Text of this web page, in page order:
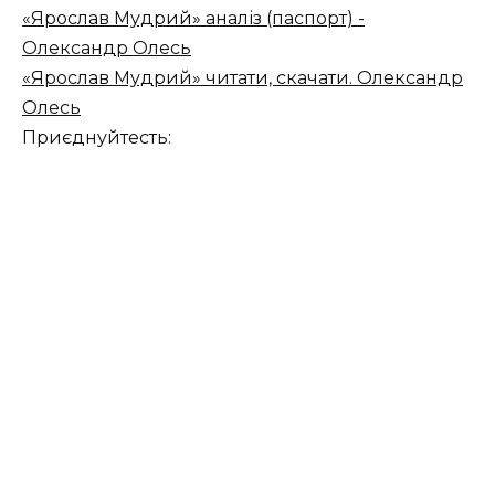
«Ярослав Мудрий» аналіз (паспорт) -
Олександр Олесь
«Ярослав Мудрий» читати, скачати. Олександр
Олесь
Приєднуйтесть: